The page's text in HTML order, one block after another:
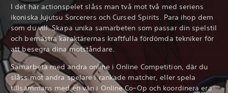
I det här actionspelet slåss man två mot två med seriens
ikoniska Jujutsu Sorcerers och Cursed Spirits. Para ihop dem
som du vill. Skapa unika samarbeten som passar din spelstil
och bemästra karaktärernas kraftfulla fördömda tekniker för
att besegra dina motståndare.
Samarbeta med andra online i Online Competition, där du
slåss mot andra spelare i rankade matcher, eller spela
tillsammans med en vän i Online Co–Op och koordinera era